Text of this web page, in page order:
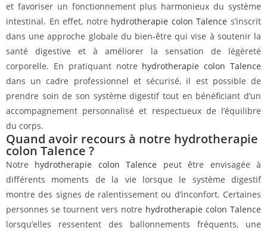
et favoriser un fonctionnement plus harmonieux du système
intestinal. En effet, notre hydrotherapie colon Talence s’inscrit
dans une approche globale du bien-être qui vise à soutenir la
santé digestive et à améliorer la sensation de légèreté
corporelle. En pratiquant notre hydrotherapie colon Talence
dans un cadre professionnel et sécurisé, il est possible de
prendre soin de son système digestif tout en bénéficiant d’un
accompagnement personnalisé et respectueux de l’équilibre
du corps.
Quand avoir recours à notre hydrotherapie
colon Talence ?
Notre hydrotherapie colon Talence peut être envisagée à
différents moments de la vie lorsque le système digestif
montre des signes de ralentissement ou d’inconfort. Certaines
personnes se tournent vers notre hydrotherapie colon Talence
lorsqu’elles ressentent des ballonnements fréquents, une